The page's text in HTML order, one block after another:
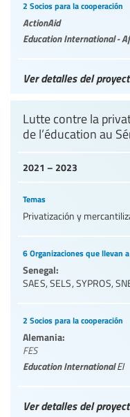
2 Socios para la cooperación
ActionAid
Education International -
Ver detalles del
2021 – 2023
Lutte contre la
de l’éducation au
Temas
Privatización y
6 Organizaciones que llevan
Senegal:
SAES, SELS, SYPROS,
2 Socios para la cooperación
Alemania:
FES
Education InternationalEI
Ver detalles del